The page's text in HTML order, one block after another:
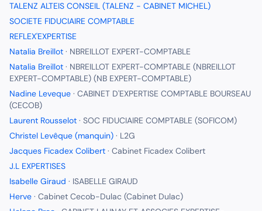
TALENZ ALTEIS CONSEIL (TALENZ - CABINET MICHEL)
SOCIETE FIDUCIAIRE COMPTABLE
REFLEX'EXPERTISE
Natalia Breillot · NBREILLOT EXPERT-COMPTABLE
Natalia Breillot · NBREILLOT EXPERT-COMPTABLE (NBREILLOT
EXPERT-COMPTABLE) (NB EXPERT-COMPTABLE)
Nadine Leveque · CABINET D'EXPERTISE COMPTABLE BOURSEAU
(CECOB)
Laurent Rousselot · SOC FIDUCIAIRE COMPTABLE (SOFICOM)
Christel Levêque (manquin) · L2G
Jacques Ficadex Colibert · Cabinet Ficadex Colibert
J.L EXPERTISES
Isabelle Giraud · ISABELLE GIRAUD
Herve · Cabinet Cecob-Dulac (Cabinet Dulac)